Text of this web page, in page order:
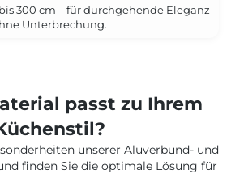
300 cm – für durchgehende Eleganz
Unterbrechung.
passt zu Ihrem
unserer Aluverbund- und
finden Sie die optimale Lösung für